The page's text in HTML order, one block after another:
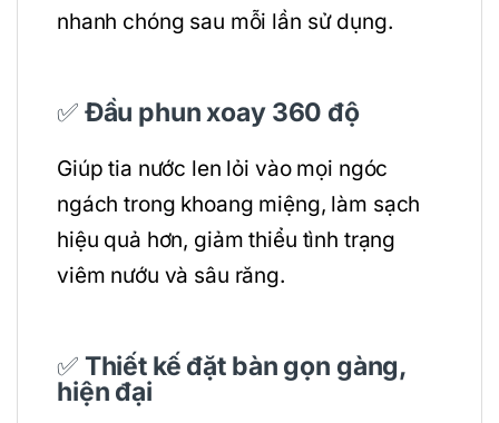
nhanh chóng sau mỗi lần sử dụng.
✅ Đầu phun xoay 360 độ
Giúp tia nước len lỏi vào mọi ngóc
ngách trong khoang miệng, làm sạch
hiệu quả hơn, giảm thiểu tình trạng
viêm nướu và sâu răng.
✅ Thiết kế đặt bàn gọn gàng,
hiện đại